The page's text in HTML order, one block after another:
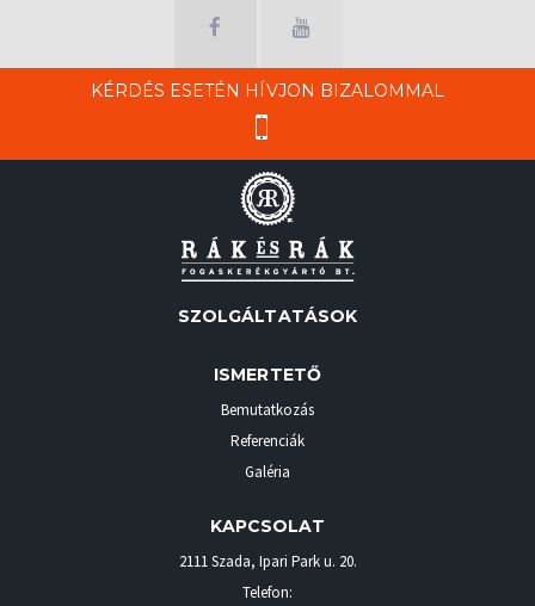
KÉRDÉS ESETÉN HÍVJON BIZALOMMAL
SZOLGÁLTATÁSOK
ISMERTETŐ
Bemutatkozás
Referenciák
Galéria
KAPCSOLAT
2111 Szada, Ipari Park u. 20.
Telefon: